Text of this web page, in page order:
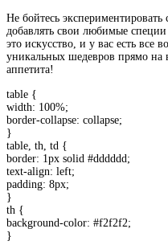
Не бойтесь
добавлять свои любимые
это искусство, и у вас есть все
уникальных шедевров прямо на
аппетита!
table {
width: 100%;
border-collapse: collapse;
}
table, th, td {
border: 1px solid #dddddd;
text-align: left;
padding: 8px;
}
th {
background-color: #f2f2f2;
}